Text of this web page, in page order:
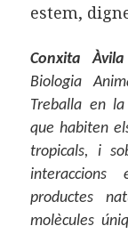
estem,
Conxita Àvila
Biologia
Treballa en
que habiten
tropicals, i
interaccions
productes
molècules